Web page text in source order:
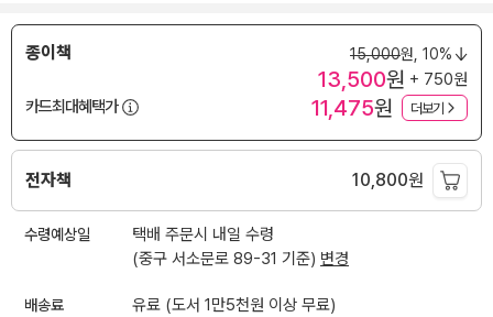
종이책 15,000원, 10%
13,500원 + 750원
카드최대혜택가
11,475원 더보기
전자책 10,800원
수령예상일
택배 주문시 내일 수령
(중구 서소문로 89-31 기준) 변경
배송료 유료 (도서 1만5천원 이상 무료)